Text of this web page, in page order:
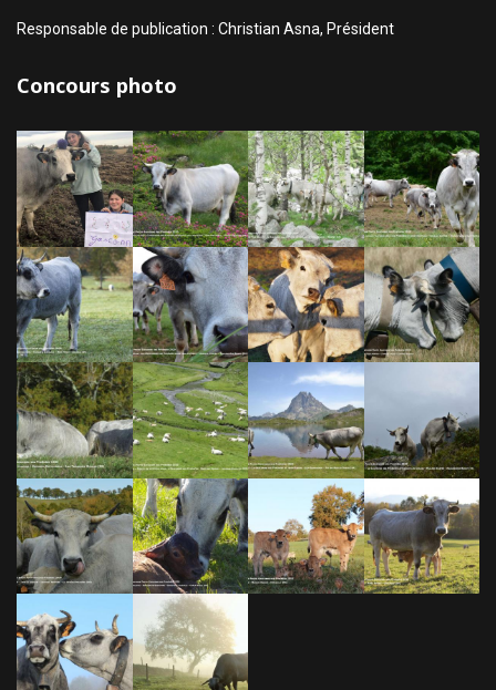
Responsable de publication : Christian Asna, Président
Concours photo